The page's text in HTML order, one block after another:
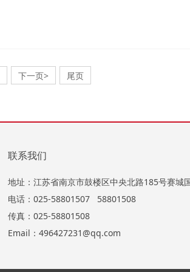
下一页> 尾页
联系我们
地址：江苏省南京市鼓楼区中央北路185号赛城
电话：025-58801507 58801508
传真：025-58801508
Email： 496427231@qq.com